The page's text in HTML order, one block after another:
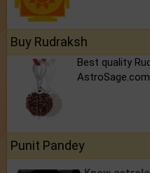
Buy Rudraksh
Best quality
AstroSage.com
Punit Pandey